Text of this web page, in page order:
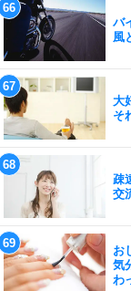
バ
風
大
そ
疎
交
お
気
わ